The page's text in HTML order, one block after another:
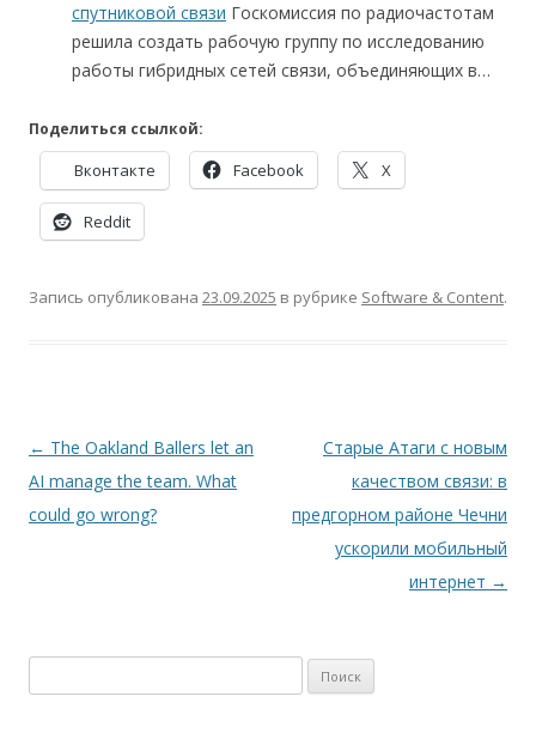
спутниковой связи Госкомиссия по радиочастотам
решила создать рабочую группу по исследованию
работы гибридных сетей связи, объединяющих в…
Поделиться ссылкой:
Вконтакте Facebook X
Reddit
Запись опубликована 23.09.2025 в рубрике Software & Content.
Навигация
по
записям
← The Oakland Ballers let an
AI manage the team. What
could go wrong?
Старые Атаги с новым
качеством связи: в
предгорном районе Чечни
ускорили мобильный
интернет →